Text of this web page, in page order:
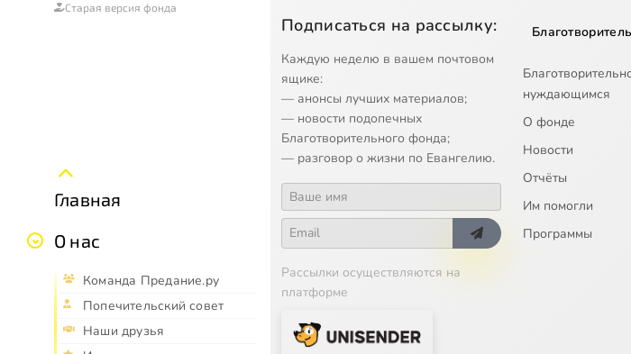
Старая версия фонда
Главная
О нас
Команда Предание.ру
Попечительский совет
Наши друзья
Подписаться на рассылку:
Каждую неделю в вашем почтовом
ящике:
— анонсы лучших материалов;
— новости подопечных
Благотворительного фонда;
— разговор о жизни по Евангелию.
Рассылки осуществляются на
платформе
нуждающимся
О фонде
Новости
Отчёты
Им помогли
Программы